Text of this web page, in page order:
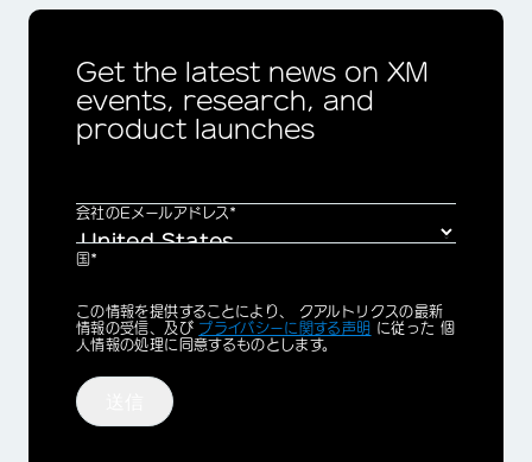
Get the latest news on XM
events, research, and
product launches
会社のEメールアドレス*
国*
Privacy
Optin
この情報を提供することにより、 クアルトリクスの最新
情報の受信、及び プライバシーに関する声明 に従った 個
人情報の処理に同意するものとします。